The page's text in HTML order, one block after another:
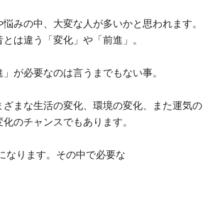
みの中、大変な人が多いかと思われます。
は違う「変化」や「前進」。
が必要なのは言うまでもない事。
まな生活の変化、環境の変化、また運気の
のチャンスでもあります。
なります。その中で必要な